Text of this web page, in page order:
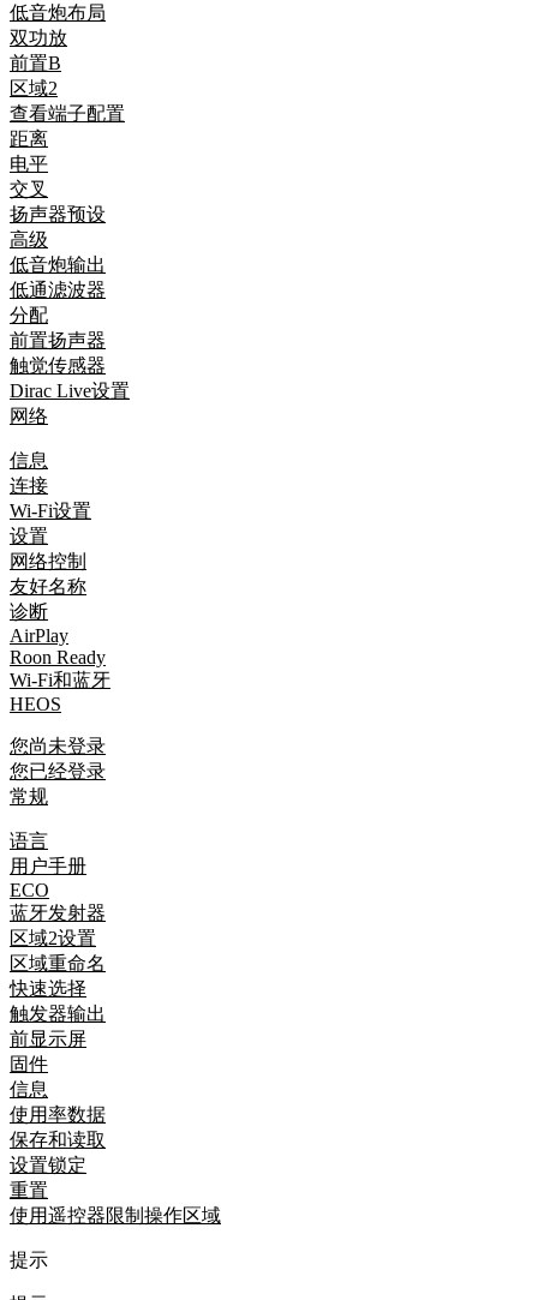
低音炮布局
双功放
前置B
区域2
查看端子配置
距离
电平
交叉
扬声器预设
高级
低音炮输出
低通滤波器
分配
前置扬声器
触觉传感器
Dirac Live设置
网络
信息
连接
Wi-Fi设置
设置
网络控制
友好名称
诊断
AirPlay
Roon Ready
Wi-Fi和蓝牙
HEOS
您尚未登录
您已经登录
常规
语言
用户手册
ECO
蓝牙发射器
区域2设置
区域重命名
快速选择
触发器输出
前显示屏
固件
信息
使用率数据
保存和读取
设置锁定
重置
使用遥控器限制操作区域
提示